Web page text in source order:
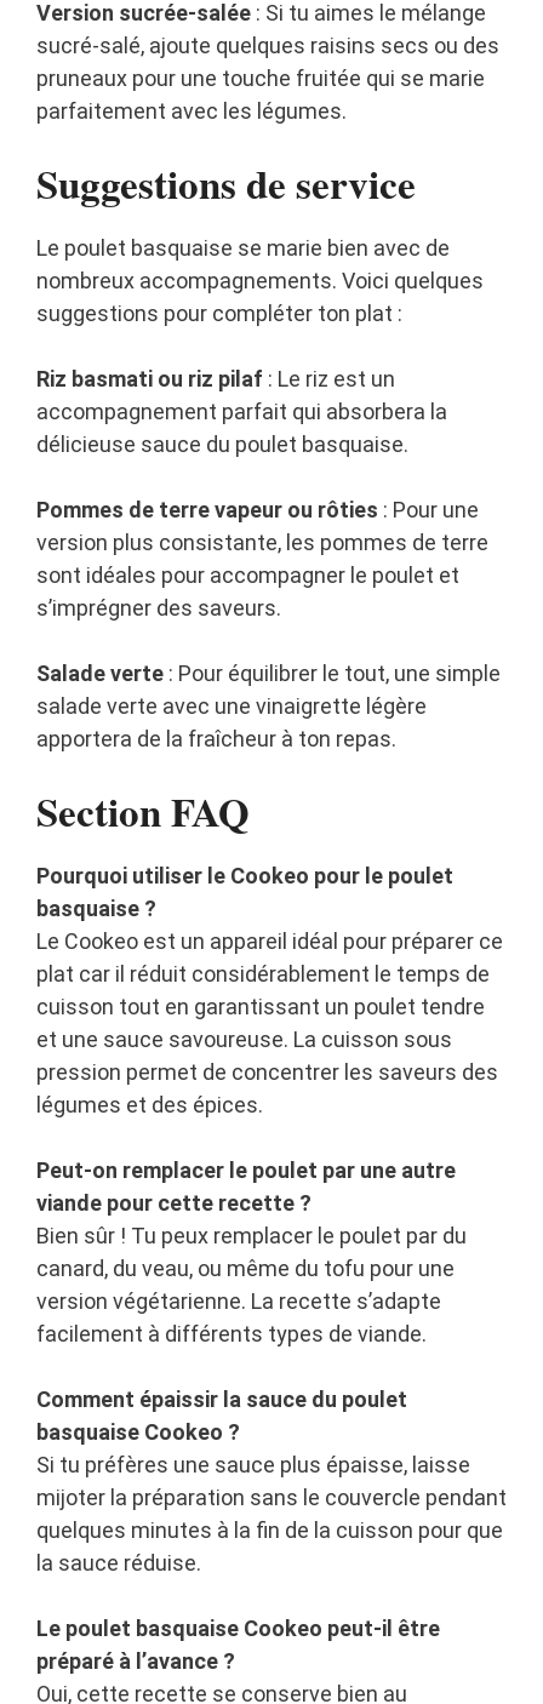
Version sucrée-salée : Si tu aimes le mélange
sucré-salé, ajoute quelques raisins secs ou des
pruneaux pour une touche fruitée qui se marie
parfaitement avec les légumes.
Suggestions de service
Le poulet basquaise se marie bien avec de
nombreux accompagnements. Voici quelques
suggestions pour compléter ton plat :
Riz basmati ou riz pilaf : Le riz est un
accompagnement parfait qui absorbera la
délicieuse sauce du poulet basquaise.
Pommes de terre vapeur ou rôties : Pour une
version plus consistante, les pommes de terre
sont idéales pour accompagner le poulet et
s’imprégner des saveurs.
Salade verte : Pour équilibrer le tout, une simple
salade verte avec une vinaigrette légère
apportera de la fraîcheur à ton repas.
Section FAQ
Pourquoi utiliser le Cookeo pour le poulet
basquaise ?
Le Cookeo est un appareil idéal pour préparer ce
plat car il réduit considérablement le temps de
cuisson tout en garantissant un poulet tendre
et une sauce savoureuse. La cuisson sous
pression permet de concentrer les saveurs des
légumes et des épices.
Peut-on remplacer le poulet par une autre
viande pour cette recette ?
Bien sûr ! Tu peux remplacer le poulet par du
canard, du veau, ou même du tofu pour une
version végétarienne. La recette s’adapte
facilement à différents types de viande.
Comment épaissir la sauce du poulet
basquaise Cookeo ?
Si tu préfères une sauce plus épaisse, laisse
mijoter la préparation sans le couvercle pendant
quelques minutes à la fin de la cuisson pour que
la sauce réduise.
Le poulet basquaise Cookeo peut-il être
préparé à l’avance ?
Oui, cette recette se conserve bien au